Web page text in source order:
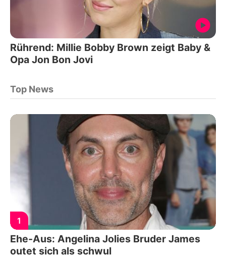
Rührend: Millie Bobby Brown zeigt Baby &
Opa Jon Bon Jovi
Top News
1
Ehe-Aus: Angelina Jolies Bruder James
outet sich als schwul